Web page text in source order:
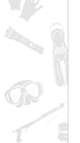
от
до
грн